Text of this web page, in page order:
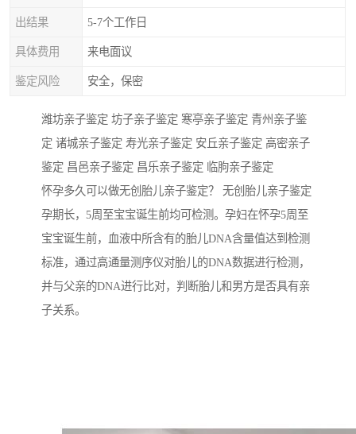
出结果 5-7个工作日
具体费用 来电面议
鉴定风险 安全，保密
潍坊亲子鉴定 坊子亲子鉴定 寒亭亲子鉴定 青州亲子鉴
定 诸城亲子鉴定 寿光亲子鉴定 安丘亲子鉴定 高密亲子
鉴定 昌邑亲子鉴定 昌乐亲子鉴定 临朐亲子鉴定
怀孕多久可以做无创胎儿亲子鉴定？ 无创胎儿亲子鉴定
孕期长，5周至宝宝诞生前均可检测。孕妇在怀孕5周至
宝宝诞生前，血液中所含有的胎儿DNA含量值达到检测
标准，通过高通量测序仪对胎儿的DNA数据进行检测，
并与父亲的DNA进行比对，判断胎儿和男方是否具有亲
子关系。